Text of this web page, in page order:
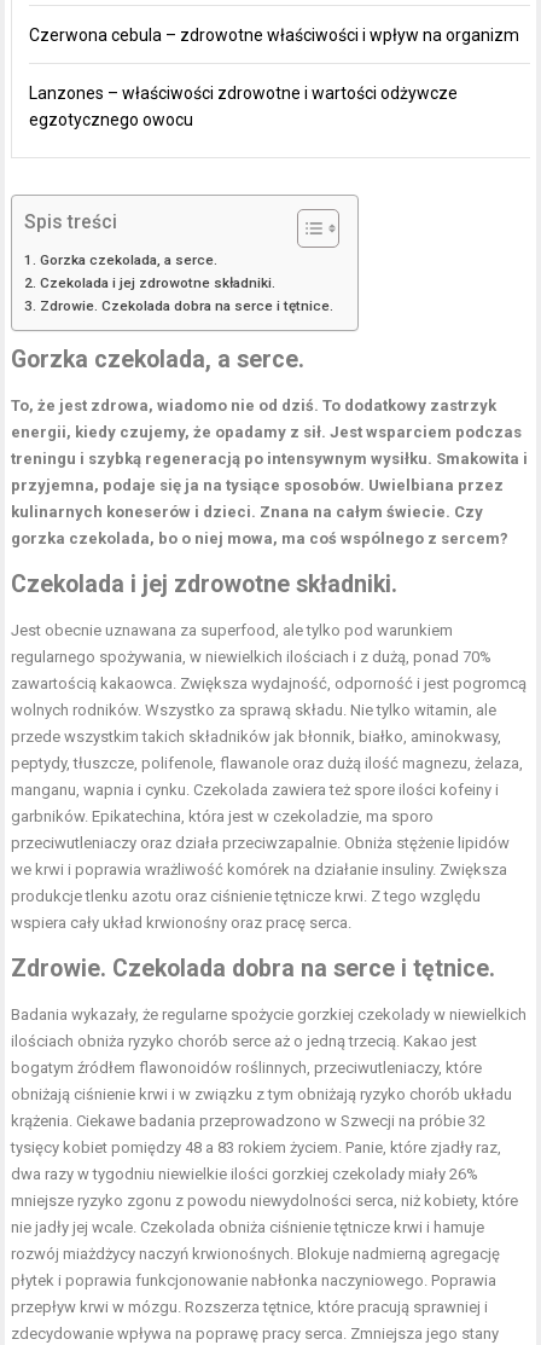
Czerwona cebula – zdrowotne właściwości i wpływ na organizm
Lanzones – właściwości zdrowotne i wartości odżywcze
egzotycznego owocu
Spis treści
Gorzka czekolada, a serce.
Czekolada i jej zdrowotne składniki.
Zdrowie. Czekolada dobra na serce i tętnice.
Gorzka czekolada, a serce.
To, że jest zdrowa, wiadomo nie od dziś. To dodatkowy zastrzyk
energii, kiedy czujemy, że opadamy z sił. Jest wsparciem podczas
treningu i szybką regeneracją po intensywnym wysiłku. Smakowita i
przyjemna, podaje się ja na tysiące sposobów. Uwielbiana przez
kulinarnych koneserów i dzieci. Znana na całym świecie. Czy
gorzka czekolada, bo o niej mowa, ma coś wspólnego z sercem?
Czekolada i jej zdrowotne składniki.
Jest obecnie uznawana za superfood, ale tylko pod warunkiem
regularnego spożywania, w niewielkich ilościach i z dużą, ponad 70%
zawartością kakaowca. Zwiększa wydajność, odporność i jest pogromcą
wolnych rodników. Wszystko za sprawą składu. Nie tylko witamin, ale
przede wszystkim takich składników jak błonnik, białko, aminokwasy,
peptydy, tłuszcze, polifenole, flawanole oraz dużą ilość magnezu, żelaza,
manganu, wapnia i cynku. Czekolada zawiera też spore ilości kofeiny i
garbników. Epikatechina, która jest w czekoladzie, ma sporo
przeciwutleniaczy oraz działa przeciwzapalnie. Obniża stężenie lipidów
we krwi i poprawia wrażliwość komórek na działanie insuliny. Zwiększa
produkcje tlenku azotu oraz ciśnienie tętnicze krwi. Z tego względu
wspiera cały układ krwionośny oraz pracę serca.
Zdrowie. Czekolada dobra na serce i tętnice.
Badania wykazały, że regularne spożycie gorzkiej czekolady w niewielkich
ilościach obniża ryzyko chorób serce aż o jedną trzecią. Kakao jest
bogatym źródłem flawonoidów roślinnych, przeciwutleniaczy, które
obniżają ciśnienie krwi i w związku z tym obniżają ryzyko chorób układu
krążenia. Ciekawe badania przeprowadzono w Szwecji na próbie 32
tysięcy kobiet pomiędzy 48 a 83 rokiem życiem. Panie, które zjadły raz,
dwa razy w tygodniu niewielkie ilości gorzkiej czekolady miały 26%
mniejsze ryzyko zgonu z powodu niewydolności serca, niż kobiety, które
nie jadły jej wcale. Czekolada obniża ciśnienie tętnicze krwi i hamuje
rozwój miażdżycy naczyń krwionośnych. Blokuje nadmierną agregację
płytek i poprawia funkcjonowanie nabłonka naczyniowego. Poprawia
przepływ krwi w mózgu. Rozszerza tętnice, które pracują sprawniej i
zdecydowanie wpływa na poprawę pracy serca. Zmniejsza jego stany